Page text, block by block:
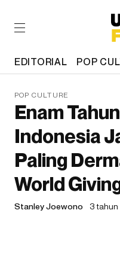
EDITORIAL POP
POP CULTURE
Enam
Indonesia
Paling
World
Stanley Joewono 3 tahun